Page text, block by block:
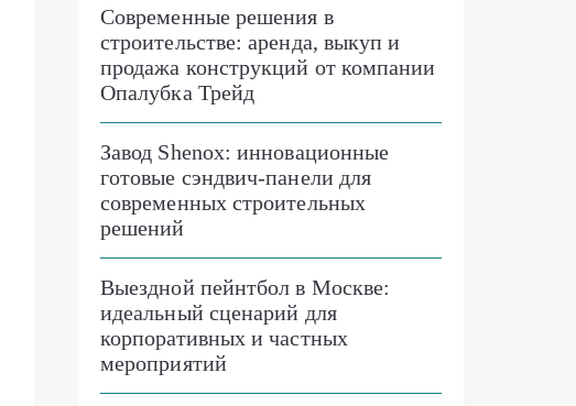
Современные решения в
строительстве: аренда, выкуп и
продажа конструкций от компании
Опалубка Трейд
Завод Shenox: инновационные
готовые сэндвич-панели для
современных строительных
решений
Выездной пейнтбол в Москве:
идеальный сценарий для
корпоративных и частных
мероприятий